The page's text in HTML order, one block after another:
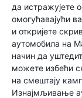
да истражујете
омогућавајући
и откријете
аутомобила на
начин да
можете избећи
на смештају
Изнајмљивање